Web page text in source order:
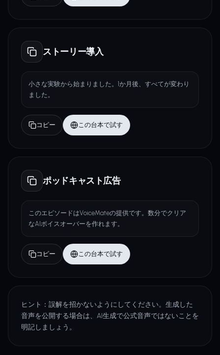
ストーリー導入
小さな実験から始まりました。1か月後、すべてが変わり
ました。
コピー この台本で試す
ポッドキャスト広告
このエピソードはVoiceMateの提供です。数分でクリア
なAIボイスオーバーを作れます。
コピー この台本で試す
ヒント：誤解を招かないようにしてください。生成した
音声を公開する場合は、AI生成で公式音声ではないことを
明記しましょう。